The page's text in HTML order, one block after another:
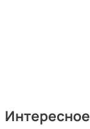
Интересное